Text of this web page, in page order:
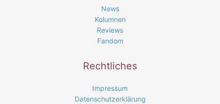
News
Kolumnen
Reviews
Fandom
Rechtliches
Impressum
Datenschutzerklärung